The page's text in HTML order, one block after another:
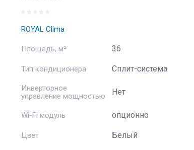
ROYAL Clima
Площадь, м² 36
Тип кондиционера Сплит-система
Инверторное
управление мощностью
Нет
Wi-Fi модуль опционно
Цвет Белый